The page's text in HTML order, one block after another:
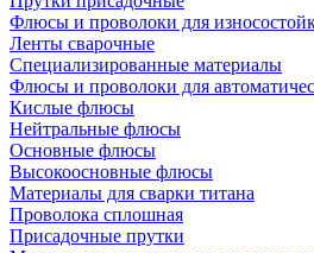
Флюсы и проволоки для
Ленты сварочные
Специализированные материалы
Флюсы и проволоки для
Кислые флюсы
Нейтральные флюсы
Основные флюсы
Высокоосновные флюсы
Материалы для сварки титана
Проволока сплошная
Присадочные прутки